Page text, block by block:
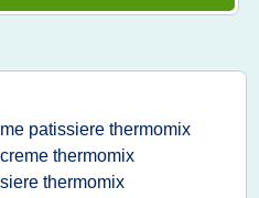
patissiere thermomix
thermomix
thermomix